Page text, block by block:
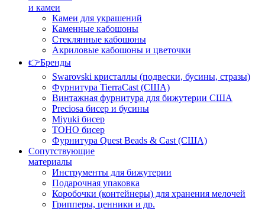
и камеи
Камеи для украшений
Каменные кабошоны
Стеклянные кабошоны
Акриловые кабошоны и цветочки
👉Бренды
Swarovski кристаллы (подвески, бусины, стразы)
Фурнитура TierraCast (США)
Винтажная фурнитура для бижутерии США
Preciosa бисер и бусины
Miyuki бисер
TOHO бисер
Фурнитура Quest Beads & Cast (США)
Сопутствующие
материалы
Инструменты для бижутерии
Подарочная упаковка
Коробочки (контейнеры) для хранения мелочей
Грипперы, ценники и др.